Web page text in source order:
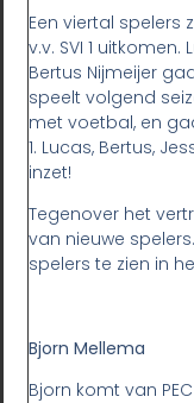
Een viertal spelers
v.v. SVI 1 uitkomen.
Bertus Nijmeijer
speelt volgend
met voetbal, en
1. Lucas, Bertus,
inzet!
Tegenover het
van nieuwe
spelers te zien in
Bjorn Mellema
Bjorn komt van